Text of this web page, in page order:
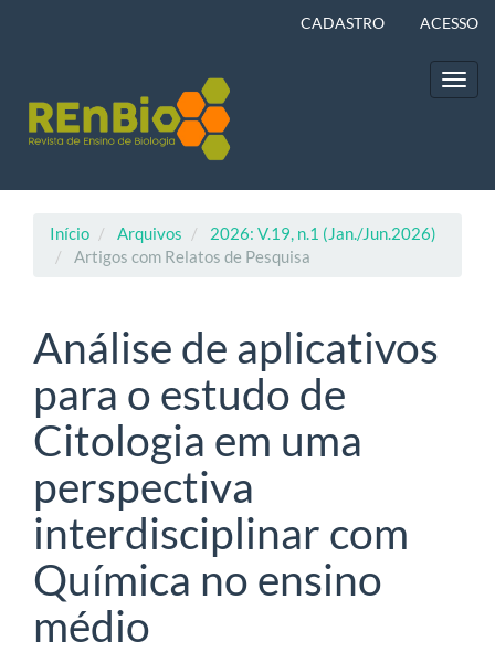
Barra
Lateral
CADASTRO ACESSO
Início Arquivos
2026: V.19, n.1 (Jan./Jun.2026)
Artigos com Relatos de Pesquisa
Análise de aplicativos
para o estudo de
Citologia em uma
perspectiva
interdisciplinar com
Química no ensino
médio